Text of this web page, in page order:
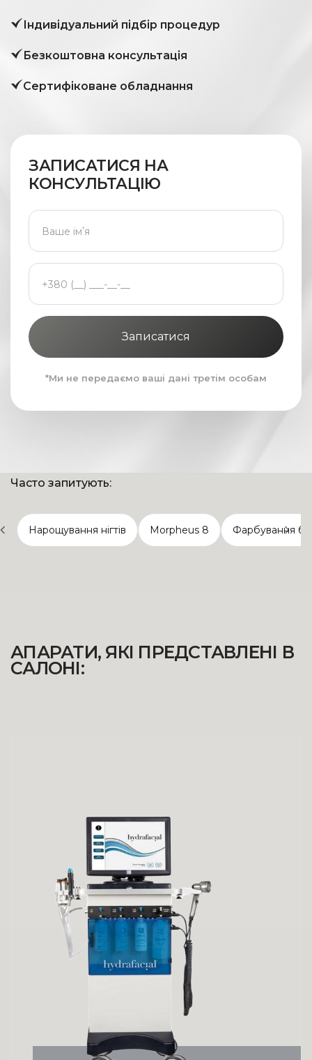
Індивідуальний підбір процедур
Безкоштовна консультація
Сертифіковане обладнання
ЗАПИСАТИСЯ НА
КОНСУЛЬТАЦІЮ
Записатися
*Ми не передаємо ваші дані третім особам
Часто запитують:
Нарощування нігтів Morpheus 8 Фарбування
АПАРАТИ, ЯКІ ПРЕДСТАВЛЕНІ В
САЛОНІ: